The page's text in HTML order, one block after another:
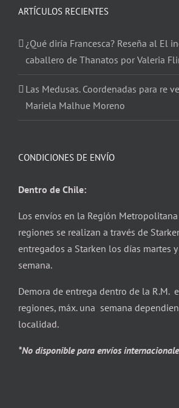
ARTÍCULOS RECIENTES
¿Qué diría Francesca? Reseña al El
caballero de Thanatos por Valeria
Las Medusas. Coordenadas para re
Mariela Malhue Moreno
CONDICIONES DE ENVÍO
Dentro de Chile:
Los envíos en la Región
regiones se realizan a través de
entregados a Starken los días martes
semana.
Demora de entrega dentro de la R.M.
regiones, máx. una semana
localidad.
*No disponible para envíos